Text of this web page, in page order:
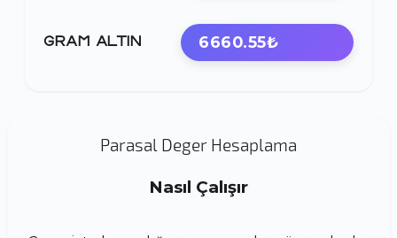
GRAM ALTIN 6660.55₺
Parasal Deger Hesaplama
Nasıl Çalışır